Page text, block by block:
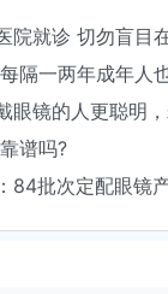
院就诊 切勿盲目
隔一两年成年人
谱吗?